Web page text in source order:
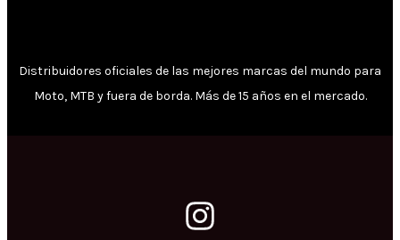
Distribuidores oficiales de las mejores marcas del mundo para
Moto, MTB y fuera de borda. Más de 15 años en el mercado.